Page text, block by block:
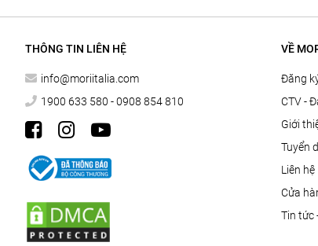
THÔNG TIN LIÊN HỆ
info@moriitalia.com
1900 633 580 - 0908 854 810
VỀ
Đăng
CTV -
Giới
Tuyển
Liên hệ
Cửa
Tin tức